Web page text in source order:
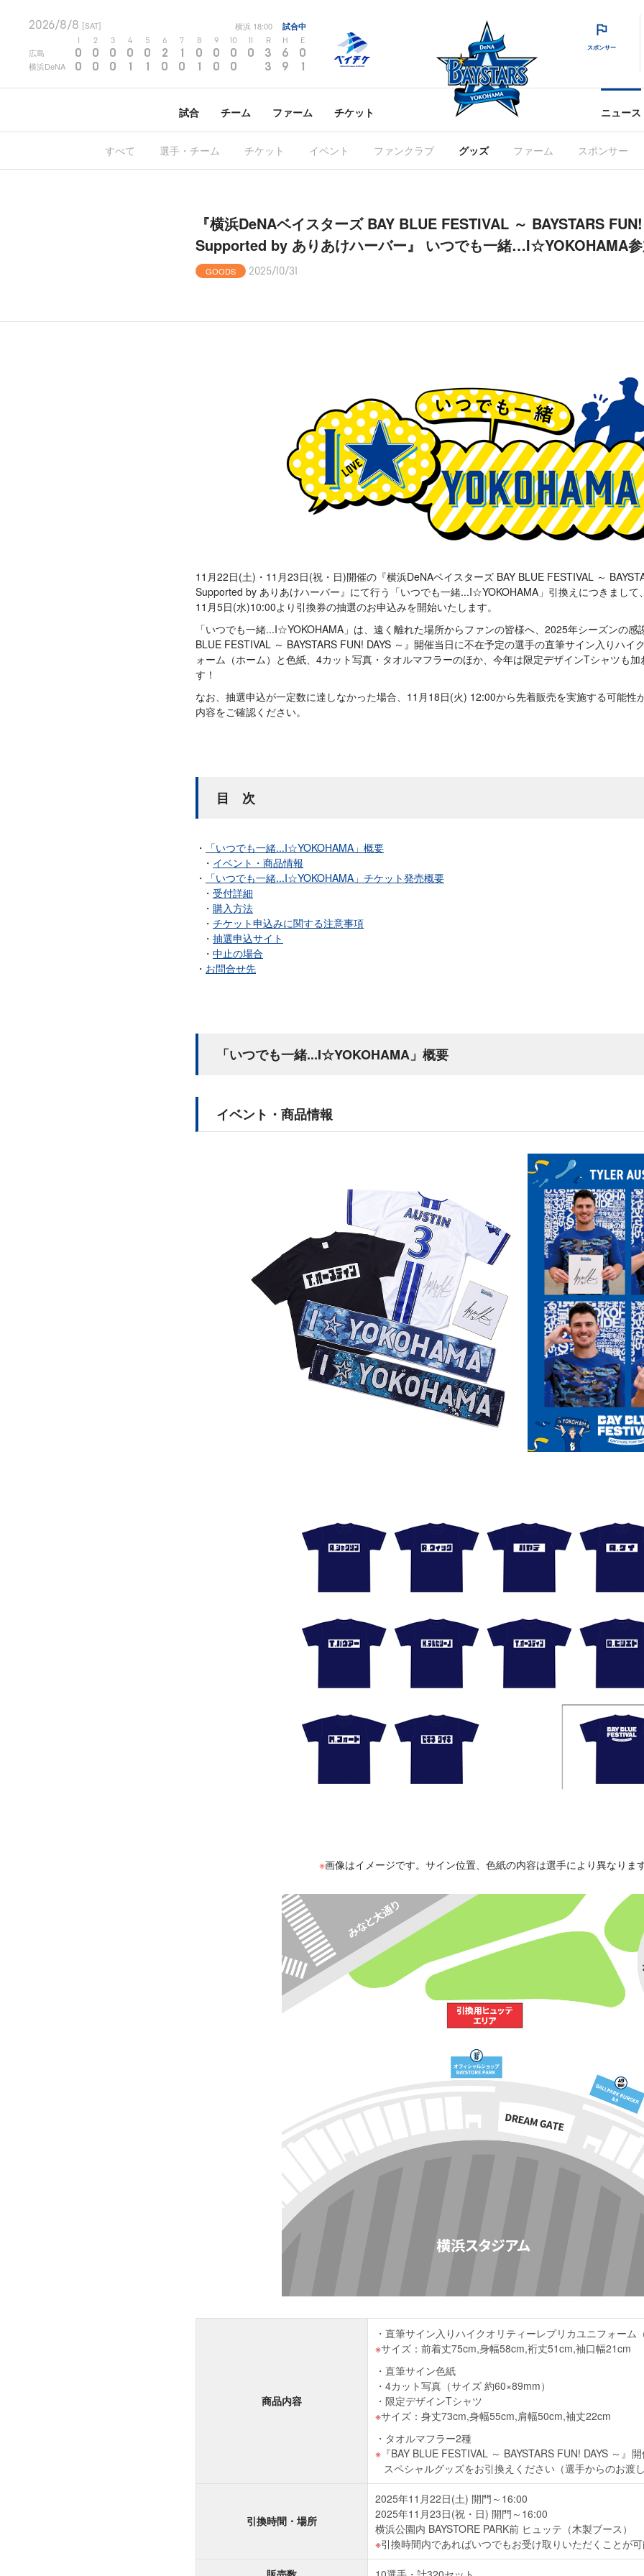
2026/8/8 [SAT] 横浜 18:00 試合中
2 3 4 5 6 7 8 9 10 R H E
広島 0 0 0 0 0 2 1 0 0 0 0 3 6 0
横浜DeNA 0 0 0 1 1 0 0 1 0 0 3 9 1
スポンサー
試合 チーム ファーム チケット ニュース
すべて 選手・チーム チケット イベント ファンクラブ グッズ ファーム スポンサー
『横浜DeNAベイスターズ BAY BLUE FESTIVAL ～ BAYSTARS
Supported by ありあけハーバー』 いつでも一緒…I☆YOKOHAMA
GOODS 2025/10/31
11月22日(土)・11月23日(祝・日)開催の『横浜DeNAベイスターズ BAY BLUE FESTIVAL ～
Supported by ありあけハーバー』にて行う「いつでも一緒...I☆YOKOHAMA」引換えにつきまして
11月5日(水)10:00より引換券の抽選のお申込みを開始いたします。
「いつでも一緒...I☆YOKOHAMA」は、遠く離れた場所からファンの皆様へ、2025年シーズンの感
BLUE FESTIVAL ～ BAYSTARS FUN! DAYS ～』開催当日に不在予定の選手の直筆サイン入りハイ
ォーム（ホーム）と色紙、4カット写真・タオルマフラーのほか、今年は限定デザインTシャツも
す！
なお、抽選申込が一定数に達しなかった場合、11月18日(火) 12:00から先着販売を実施する可能性
内容をご確認ください。
目 次
「いつでも一緒...I☆YOKOHAMA」概要
イベント・商品情報
「いつでも一緒...I☆YOKOHAMA」チケット発売概要
受付詳細
購入方法
チケット申込みに関する注意事項
抽選申込サイト
中止の場合
お問合せ先
「いつでも一緒...I☆YOKOHAMA」概要
イベント・商品情報
※画像はイメージです。サイン位置、色紙の内容は選手により異なりま
商品内容
直筆サイン入りハイクオリティーレプリカユニフォーム
サイズ：前着丈75cm,身幅58cm,裄丈51cm,袖口幅21cm
直筆サイン色紙
4カット写真（サイズ 約60×89mm）
限定デザインTシャツ
サイズ：身丈73cm,身幅55cm,肩幅50cm,袖丈22cm
タオルマフラー2種
『BAY BLUE FESTIVAL ～ BAYSTARS FUN! DAYS ～』
スペシャルグッズをお引換えください（選手からのお渡
引換時間・場所
2025年11月22日(土) 開門～16:00
2025年11月23日(祝・日) 開門～16:00
横浜公園内 BAYSTORE PARK前 ヒュッテ（木製ブース）
引換時間内であればいつでもお受け取りいただくことが